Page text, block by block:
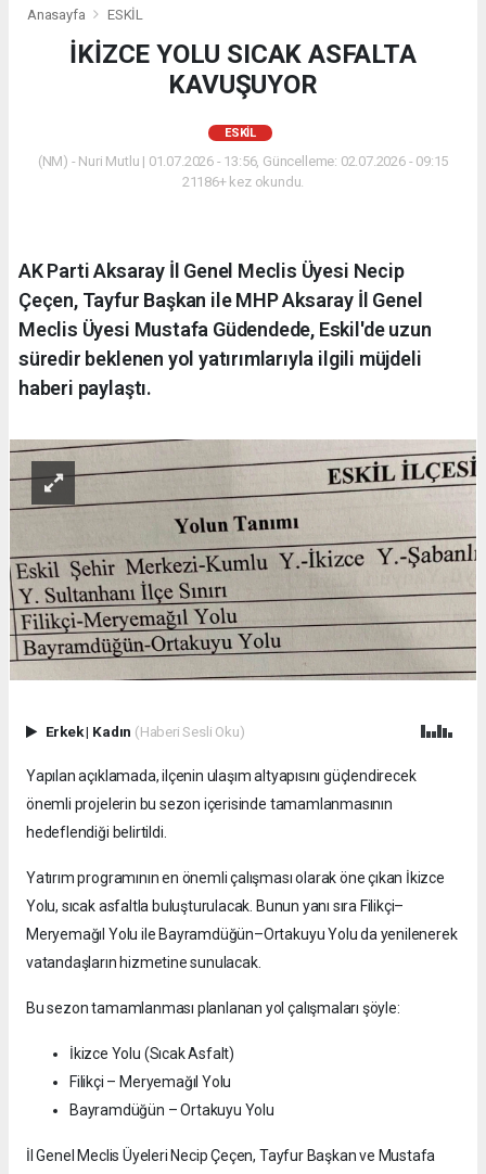
Anasayfa ESKİL
İKİZCE YOLU SICAK ASFALTA
KAVUŞUYOR
ESKİL
(NM) - Nuri Mutlu | 01.07.2026 - 13:56, Güncelleme: 02.07.2026 - 09:15
21186+ kez okundu.
AK Parti Aksaray İl Genel Meclis Üyesi Necip
Çeçen, Tayfur Başkan ile MHP Aksaray İl Genel
Meclis Üyesi Mustafa Güdendede, Eskil'de uzun
süredir beklenen yol yatırımlarıyla ilgili müjdeli
haberi paylaştı.
Erkek| Kadın (Haberi Sesli Oku)
Yapılan açıklamada, ilçenin ulaşım altyapısını güçlendirecek
önemli projelerin bu sezon içerisinde tamamlanmasının
hedeflendiği belirtildi.
Yatırım programının en önemli çalışması olarak öne çıkan İkizce
Yolu, sıcak asfaltla buluşturulacak. Bunun yanı sıra Filikçi–
Meryemağıl Yolu ile Bayramdüğün–Ortakuyu Yolu da yenilenerek
vatandaşların hizmetine sunulacak.
Bu sezon tamamlanması planlanan yol çalışmaları şöyle:
İkizce Yolu (Sıcak Asfalt)
Filikçi – Meryemağıl Yolu
Bayramdüğün – Ortakuyu Yolu
İl Genel Meclis Üyeleri Necip Çeçen, Tayfur Başkan ve Mustafa